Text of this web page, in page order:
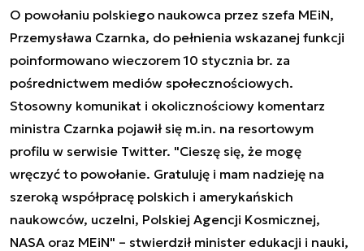
O powołaniu polskiego naukowca przez szefa MEiN,
Przemysława Czarnka, do pełnienia wskazanej funkcji
poinformowano wieczorem 10 stycznia br. za
pośrednictwem mediów społecznościowych.
Stosowny komunikat i okolicznościowy komentarz
ministra Czarnka pojawił się m.in. na resortowym
profilu w serwisie Twitter. "Cieszę się, że mogę
wręczyć to powołanie. Gratuluję i mam nadzieję na
szeroką współpracę polskich i amerykańskich
naukowców, uczelni, Polskiej Agencji Kosmicznej,
NASA oraz MEiN" – stwierdził minister edukacji i nauki,